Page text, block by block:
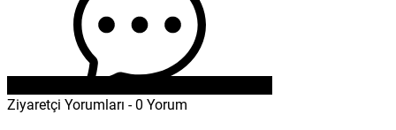
Ziyaretçi Yorumları - 0 Yorum